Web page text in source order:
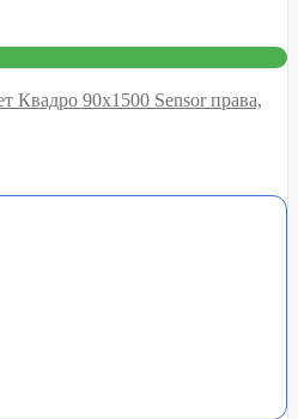
Квадро 90х1500 Sensor права,